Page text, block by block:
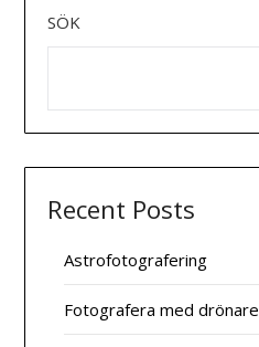
SÖK
Recent Posts
Astrofotografering
Fotografera med drönare